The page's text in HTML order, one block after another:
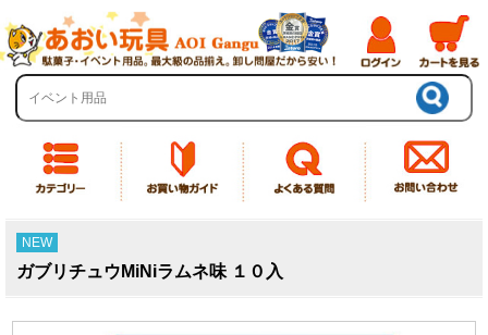
NEW
ガブリチュウMiNiラムネ味 １０入